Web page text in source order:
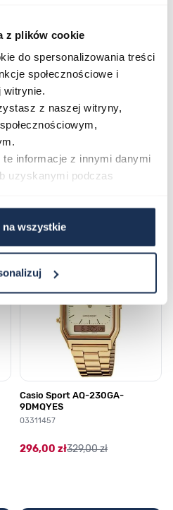
z plików cookie
do spersonalizowania treści
społecznościowe i
witrynie.
z naszej witryny,
te informacje z innymi danymi
uzyskanymi podczas
na wszystkie
karuzeli jest możliwe za pomocą
karuzeli
Casio Sport AQ-230GA-
9DMQYES
03311457
296,00 zł329,00 zł